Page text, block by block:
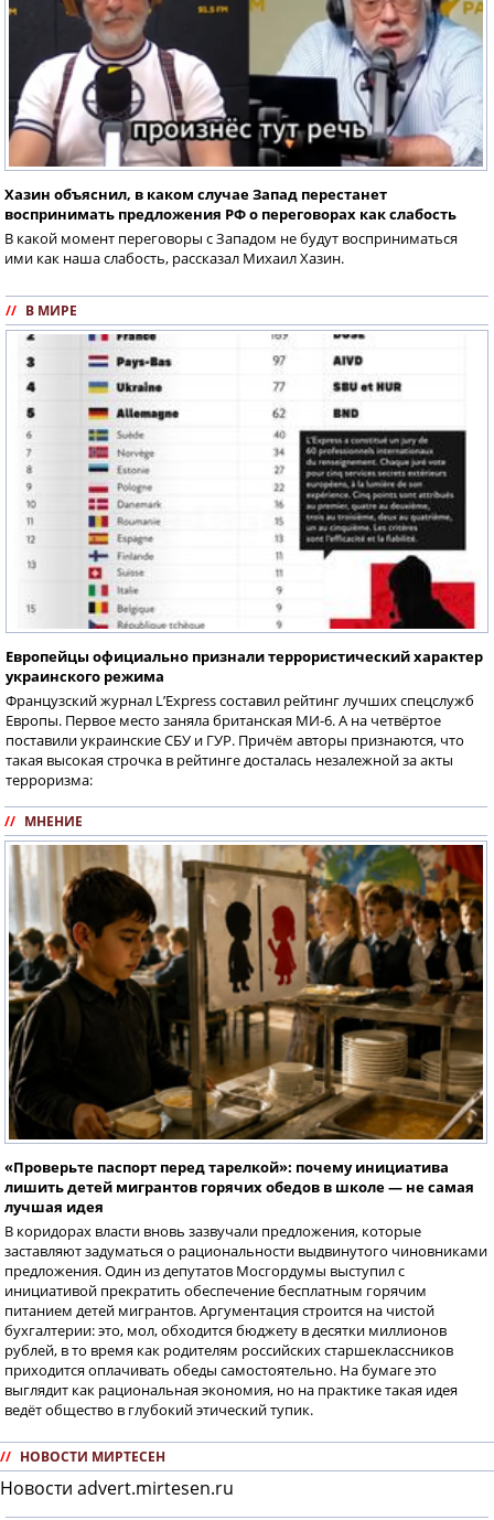
Хазин объяснил, в каком случае Запад перестанет
воспринимать предложения РФ о переговорах как слабость
В какой момент переговоры с Западом не будут восприниматься
ими как наша слабость, рассказал Михаил Хазин.
// В МИРЕ
Европейцы официально признали террористический характер
украинского режима
Французский журнал L’Express составил рейтинг лучших спецслужб
Европы. Первое место заняла британская МИ-6. А на четвёртое
поставили украинские СБУ и ГУР. Причём авторы признаются, что
такая высокая строчка в рейтинге досталась незалежной за акты
терроризма:
// МНЕНИЕ
«Проверьте паспорт перед тарелкой»: почему инициатива
лишить детей мигрантов горячих обедов в школе — не самая
лучшая идея
В коридорах власти вновь зазвучали предложения, которые
заставляют задуматься о рациональности выдвинутого чиновниками
предложения. Один из депутатов Мосгордумы выступил с
инициативой прекратить обеспечение бесплатным горячим
питанием детей мигрантов. Аргументация строится на чистой
бухгалтерии: это, мол, обходится бюджету в десятки миллионов
рублей, в то время как родителям российских старшеклассников
приходится оплачивать обеды самостоятельно. На бумаге это
выглядит как рациональная экономия, но на практике такая идея
ведёт общество в глубокий этический тупик.
// НОВОСТИ МИРТЕСЕН
Новости advert.mirtesen.ru